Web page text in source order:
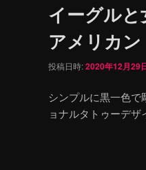
イーグル
アメリカ
投稿日時:2020年12月29
シンプルに黒一色
ョナルタトゥーデザ